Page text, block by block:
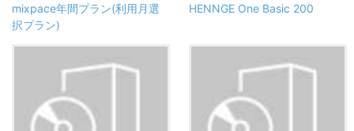
mixpace年間プラン(利用月選
択プラン)
HENNGE One Basic 200